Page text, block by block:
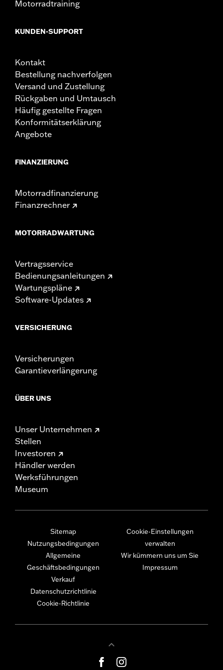
Motorradtraining
KUNDEN-SUPPORT
Kontakt
Bestellung nachverfolgen
Versand und Zustellung
Rückgaben und Umtausch
Häufig gestellte Fragen
Konformitätserklärung
Angebote
FINANZIERUNG
Motorradfinanzierung
Finanzrechner
MOTORRADWARTUNG
Vertragsservice
Bedienungsanleitungen
Wartungspläne
Software-Updates
VERSICHERUNG
Versicherungen
Garantieverlängerung
ÜBER UNS
Unser Unternehmen
Stellen
Investoren
Händler werden
Werksführungen
Museum
Sitemap
Nutzungsbedingungen
Allgemeine
Geschäftsbedingungen
Verkauf
Datenschutzrichtlinie
Cookie-Richtlinie
Cookie-Einstellungen
verwalten
Wir kümmern uns um Sie
Impressum